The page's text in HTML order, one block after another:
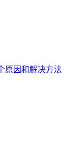
原因和解决方法